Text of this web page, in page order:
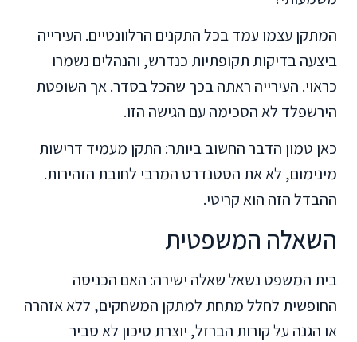
המתקן עצמו עמד בכל התקנים הרלוונטיים. העירייה
ביצעה בדיקות תקופתיות כנדרש, והנהלים נשמרו
כראוי. העירייה ראתה בכך שהכל בסדר. אך השופטת
הירשפלד לא הסכימה עם הגישה הזו.
כאן טמון הדבר החשוב ביותר: התקן מעמיד דרישות
מינימום, לא את הסטנדרט המרבי לחובת הזהירות.
ההבדל הזה הוא קריטי.
השאלה המשפטית
בית המשפט נשאל שאלה ישירה: האם הכניסה
החופשית לחלל מתחת למתקן המשחקים, ללא אזהרה
או הגנה על קורות הברזל, יוצרת סיכון לא סביר